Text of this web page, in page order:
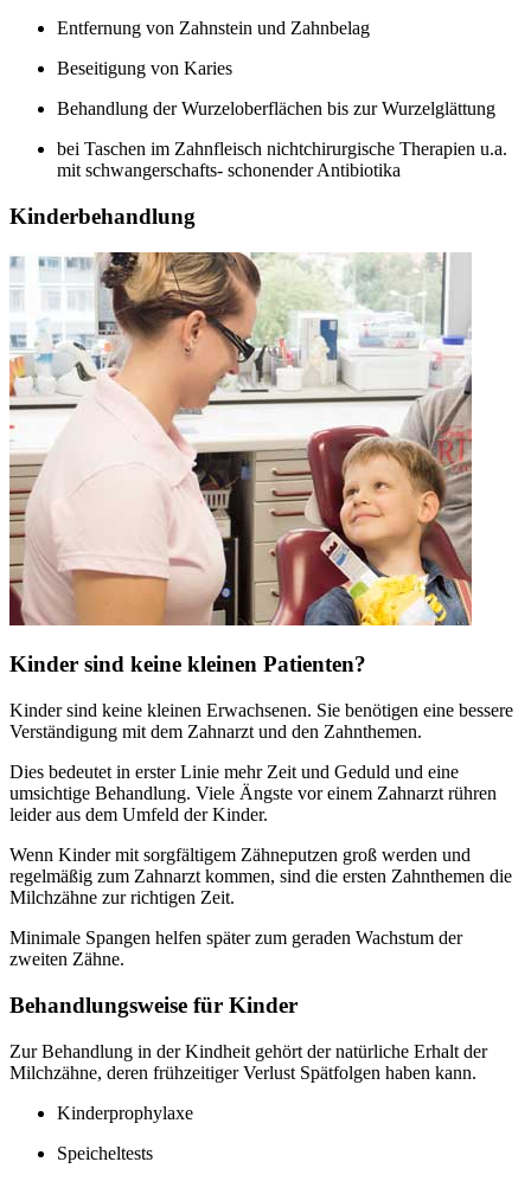
Entfernung von Zahnstein und Zahnbelag
Beseitigung von Karies
Behandlung der Wurzeloberflächen bis zur Wurzelglättung
bei Taschen im Zahnfleisch nichtchirurgische Therapien u.a.
mit schwangerschafts- schonender Antibiotika
Kinderbehandlung
Kinder sind keine kleinen Patienten?
Kinder sind keine kleinen Erwachsenen. Sie benötigen eine bessere
Verständigung mit dem Zahnarzt und den Zahnthemen.
Dies bedeutet in erster Linie mehr Zeit und Geduld und eine
umsichtige Behandlung. Viele Ängste vor einem Zahnarzt rühren
leider aus dem Umfeld der Kinder.
Wenn Kinder mit sorgfältigem Zähneputzen groß werden und
regelmäßig zum Zahnarzt kommen, sind die ersten Zahnthemen die
Milchzähne zur richtigen Zeit.
Minimale Spangen helfen später zum geraden Wachstum der
zweiten Zähne.
Behandlungsweise für Kinder
Zur Behandlung in der Kindheit gehört der natürliche Erhalt der
Milchzähne, deren frühzeitiger Verlust Spätfolgen haben kann.
Kinderprophylaxe
Speicheltests